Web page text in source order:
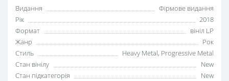
Видання
Фірмове видання
Рік
2018
Формат
вініл LP
Жанр
Рок
Стиль
Heavy Metal, Progressive Metal
Стан вінілу
New
Стан підкатегорія
New